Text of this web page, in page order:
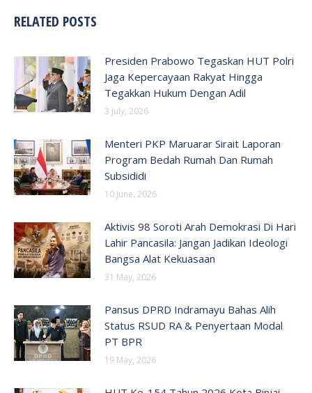
RELATED POSTS
Presiden Prabowo Tegaskan HUT Polri
Jaga Kepercayaan Rakyat Hingga
Tegakkan Hukum Dengan Adil
3 July, 2026
Menteri PKP Maruarar Sirait Laporan
Program Bedah Rumah Dan Rumah
Subsididi
10 June, 2026
Aktivis 98 Soroti Arah Demokrasi Di Hari
Lahir Pancasila: Jangan Jadikan Ideologi
Bangsa Alat Kekuasaan
31 May, 2026
Pansus DPRD Indramayu Bahas Alih
Status RSUD RA & Penyertaan Modal
PT BPR
19 May, 2026